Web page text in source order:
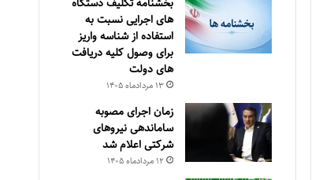
های اجرایی نسبت به
استفاده از شناسه واریز
برای وصول کلیه دریافت
های دولت
۱۳ مرداد‌ماه ۱۴۰۵
زمان اجرای مصوبه
ساماندهی نیروهای
شرکتی اعلام شد
۱۲ مرداد‌ماه ۱۴۰۵